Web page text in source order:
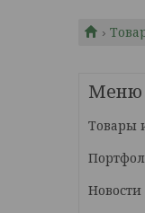
Товары
Новости